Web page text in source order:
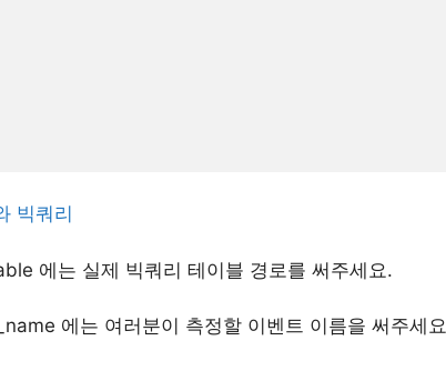
빅쿼리
에는 실제 빅쿼리 테이블 경로를 써주세요.
에는 여러분이 측정할 이벤트 이름을 써주세